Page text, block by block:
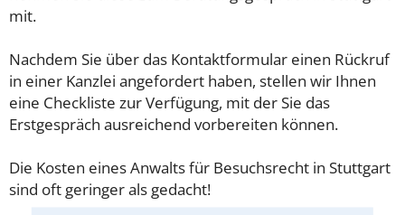
mit.
Nachdem Sie über das Kontaktformular einen Rückruf
in einer Kanzlei angefordert haben, stellen wir Ihnen
eine Checkliste zur Verfügung, mit der Sie das
Erstgespräch ausreichend vorbereiten können.
Die Kosten eines Anwalts für Besuchsrecht in Stuttgart
sind oft geringer als gedacht!